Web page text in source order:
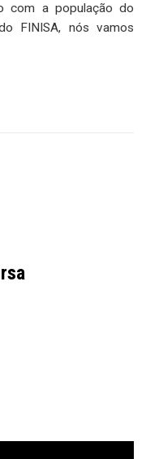
com a população do
FINISA, nós vamos